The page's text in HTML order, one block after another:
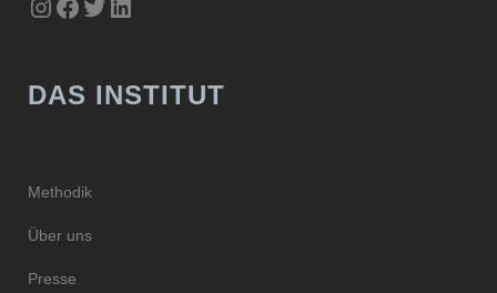
DAS INSTITUT
Methodik
Über uns
Presse